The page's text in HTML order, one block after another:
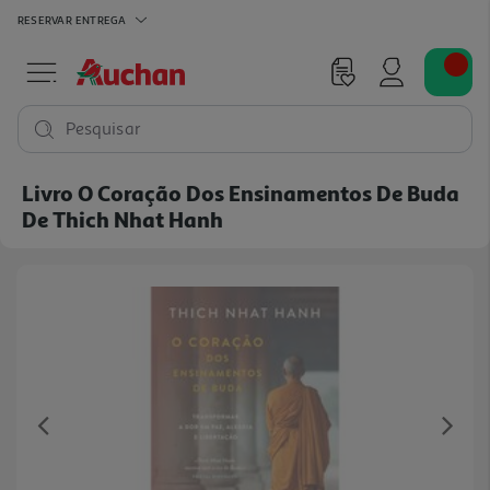
RESERVAR ENTREGA
Pesquisar
Livro O Coração Dos Ensinamentos De Buda
De Thich Nhat Hanh
Previous